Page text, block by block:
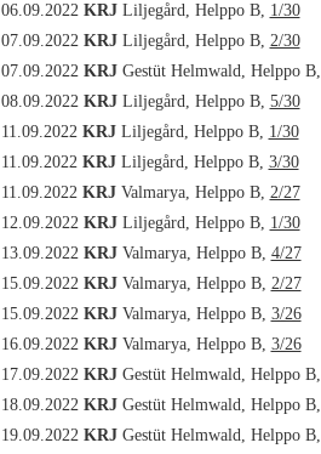
06.09.2022 KRJLiljegård, Helppo B, 1/30
07.09.2022 KRJLiljegård, Helppo B, 2/30
07.09.2022 KRJGestüt Helmwald, Helppo B,
08.09.2022 KRJLiljegård, Helppo B, 5/30
11.09.2022 KRJLiljegård, Helppo B, 1/30
11.09.2022 KRJLiljegård, Helppo B, 3/30
11.09.2022 KRJValmarya, Helppo B, 2/27
12.09.2022 KRJLiljegård, Helppo B, 1/30
13.09.2022 KRJValmarya, Helppo B, 4/27
15.09.2022 KRJValmarya, Helppo B, 2/27
15.09.2022 KRJValmarya, Helppo B, 3/26
16.09.2022 KRJValmarya, Helppo B, 3/26
17.09.2022 KRJGestüt Helmwald, Helppo B,
18.09.2022 KRJGestüt Helmwald, Helppo B,
19.09.2022 KRJGestüt Helmwald, Helppo B,